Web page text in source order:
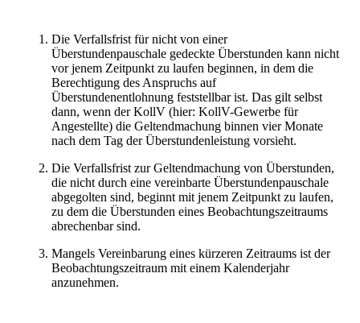
Die Verfallsfrist für nicht von einer
Überstundenpauschale gedeckte Überstunden kann nicht
vor jenem Zeitpunkt zu laufen beginnen, in dem die
Berechtigung des Anspruchs auf
Überstundenentlohnung feststellbar ist. Das gilt selbst
dann, wenn der KollV (hier: KollV-Gewerbe für
Angestellte) die Geltendmachung binnen vier Monate
nach dem Tag der Überstundenleistung vorsieht.
Die Verfallsfrist zur Geltendmachung von Überstunden,
die nicht durch eine vereinbarte Überstundenpauschale
abgegolten sind, beginnt mit jenem Zeitpunkt zu laufen,
zu dem die Überstunden eines Beobachtungszeitraums
abrechenbar sind.
Mangels Vereinbarung eines kürzeren Zeitraums ist der
Beobachtungszeitraum mit einem Kalenderjahr
anzunehmen.